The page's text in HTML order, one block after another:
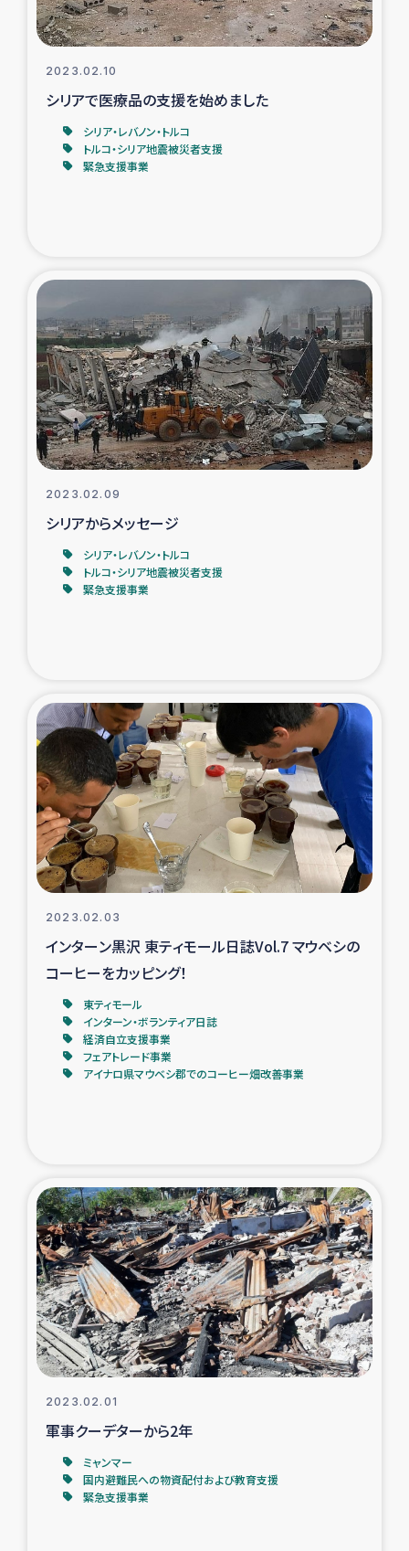
民際教育事業
ガザ人道支援
ミャンマー緊急支援
タイ国境ミャンマー移民子ども支援
漁民によるマングローブ植林活動
レバノンでのシリア難民への食糧・越冬支援
レバノンにおける緊急支援
レバノンでのシリア難民への教育支援事業
レバノンでのシリア難民・レバノン人への農業支援
石巻市街地在宅被災者支援
復興応援隊の活動
仮設住宅生活支援・農業復興支援
漁業復興支援
経済自立支援事業
ガザ空爆被災者への食料支援と農家生産支援
ガザ地区における被災住民への緊急支援
ガザ地区酪農を通した女性グループの生計支援
ふりかけ普及と食生活改善による栄養改善事業
フェアトレード事業
女性の生計向上を通じた子どもの栄養改善事業
2023.02.10
シリアで医療品の支援を始めました
シリア・レバノン・トルコ
トルコ・シリア地震被災者支援
緊急支援事業
2023.02.09
シリアからメッセージ
シリア・レバノン・トルコ
トルコ・シリア地震被災者支援
緊急支援事業
2023.02.03
インターン黒沢 東ティモール日誌Vol.7 マウベシの
コーヒーをカッピング！
東ティモール
インターン・ボランティア日誌
経済自立支援事業
フェアトレード事業
アイナロ県マウベシ郡でのコーヒー畑改善事業
2023.02.01
軍事クーデターから2年
ミャンマー
国内避難民への物資配付および教育支援
緊急支援事業